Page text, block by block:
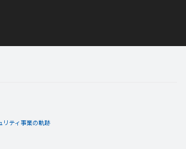
リティ事業の軌跡